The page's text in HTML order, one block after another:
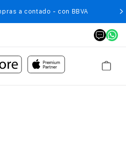
a contado - con BBVA